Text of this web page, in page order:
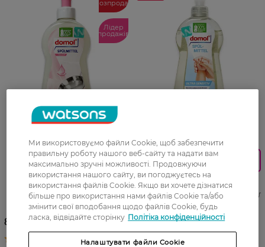
розпродаж
Лідер
продажів
Бальзам для миття посуду
Domol Sensitive 500 мл
87,99 ГРН
0_Спец.ціна
Засіб для миття посуду
Domol Ultra Sensitive 500 мл
149,99 ГРН
119,99 ГРН
Ми використовуємо файли Cookie, щоб забезпечити
правильну роботу нашого веб-сайту та надати вам
максимально зручні можливості. Продовжуючи
використання нашого сайту, ви погоджуєтесь на
використання файлів Cookie. Якщо ви хочете дізнатися
більше про використання нами файлів Cookie та/або
змінити свої вподобання щодо файлів Cookie, будь
ласка, відвідайте сторінку Політіка конфіденційності
Налаштувати файли Cookie